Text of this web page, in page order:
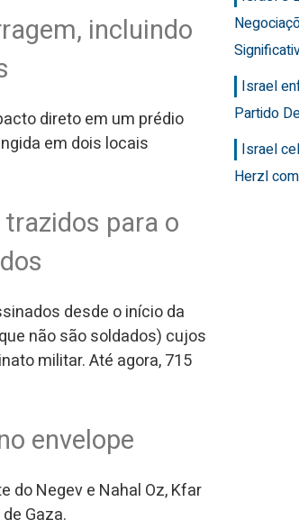
incluindo
direto em um prédio
em dois locais
para o
desde o início da
não são soldados) cujos
militar. Até agora, 715
envelope
do Negev e Nahal Oz, Kfar
Gaza.
Israel
Partido
Israel
Herzl